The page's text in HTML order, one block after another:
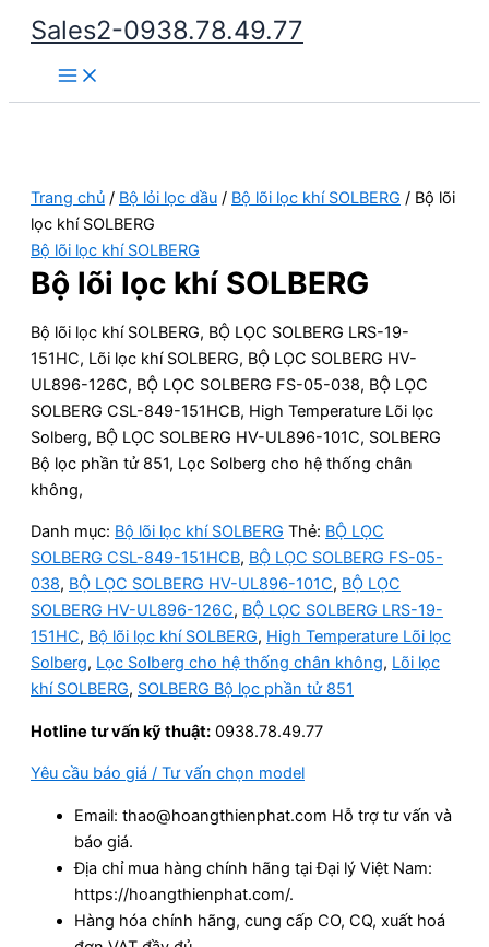
Nhảy
dung
Sales2-0938.78.49.77
Main
Menu
Trang chủ / Bộ lỏi lọc dầu / Bộ lõi lọc khí SOLBERG / Bộ lõi
lọc khí SOLBERG
Bộ lõi lọc khí SOLBERG
Bộ lõi lọc khí SOLBERG
Bộ lõi lọc khí SOLBERG, BỘ LỌC SOLBERG LRS-19-
151HC, Lõi lọc khí SOLBERG, BỘ LỌC SOLBERG HV-
UL896-126C, BỘ LỌC SOLBERG FS-05-038, BỘ LỌC
SOLBERG CSL-849-151HCB, High Temperature Lõi lọc
Solberg, BỘ LỌC SOLBERG HV-UL896-101C, SOLBERG
Bộ lọc phần tử 851, Lọc Solberg cho hệ thống chân
không,
Danh mục: Bộ lõi lọc khí SOLBERG Thẻ: BỘ LỌC
SOLBERG CSL-849-151HCB, BỘ LỌC SOLBERG FS-05-
038, BỘ LỌC SOLBERG HV-UL896-101C, BỘ LỌC
SOLBERG HV-UL896-126C, BỘ LỌC SOLBERG LRS-19-
151HC, Bộ lõi lọc khí SOLBERG, High Temperature Lõi lọc
Solberg, Lọc Solberg cho hệ thống chân không, Lõi lọc
khí SOLBERG, SOLBERG Bộ lọc phần tử 851
Hotline tư vấn kỹ thuật: 0938.78.49.77
Yêu cầu báo giá / Tư vấn chọn model
Email: thao@hoangthienphat.com Hỗ trợ tư vấn và
báo giá.
Địa chỉ mua hàng chính hãng tại Đại lý Việt Nam:
https://hoangthienphat.com/.
Hàng hóa chính hãng, cung cấp CO, CQ, xuất hoá